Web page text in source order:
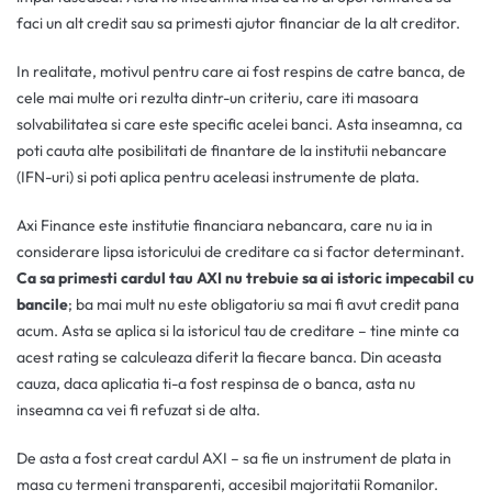
faci un alt credit sau sa primesti ajutor financiar de la alt creditor.
In realitate, motivul pentru care ai fost respins de catre banca, de
cele mai multe ori rezulta dintr-un criteriu, care iti masoara
solvabilitatea si care este specific acelei banci. Asta inseamna, ca
poti cauta alte posibilitati de finantare de la institutii nebancare
(IFN-uri) si poti aplica pentru aceleasi instrumente de plata.
Axi Finance este institutie financiara nebancara, care nu ia in
considerare lipsa istoricului de creditare ca si factor determinant.
Ca sa primesti cardul tau AXI nu trebuie sa ai istoric impecabil cu
bancile; ba mai mult nu este obligatoriu sa mai fi avut credit pana
acum. Asta se aplica si la istoricul tau de creditare – tine minte ca
acest rating se calculeaza diferit la fiecare banca. Din aceasta
cauza, daca aplicatia ti-a fost respinsa de o banca, asta nu
inseamna ca vei fi refuzat si de alta.
De asta a fost creat cardul AXI – sa fie un instrument de plata in
masa cu termeni transparenti, accesibil majoritatii Romanilor.